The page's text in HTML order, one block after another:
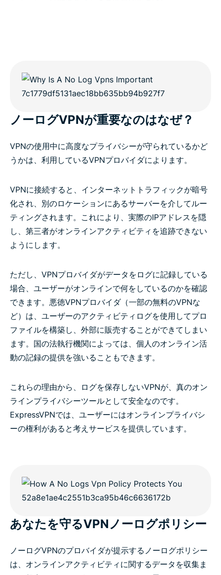
ノーログVPNが重要なのはなぜ？
VPNの使用中に高度なプライバシーが守られているかど
うかは、利用しているVPNプロバイダによります。
VPNに接続すると、インターネットトラフィックが暗号
化され、別のロケーションにあるサーバーを介してルー
ティングされます。これにより、実際のIPアドレスを隠
し、第三者がオンラインアクティビティを追跡できない
ようにします。
ただし、VPNプロバイダがデータをログに記録している
場合、ユーザーがオンラインで何をしているのかを確認
できます。悪徳VPNプロバイダ（一部の無料のVPNな
ど）は、ユーザーのアクティビティログを使用してプロ
ファイルを構築し、外部に販売することができてしまい
ます。国の法執行機関によっては、個人のオンライン活
動の記録の提供を強いることもできます。
これらの理由から、ログを保存しないVPNが、真のオン
ラインプライバシーツールとして安全なのです。
ExpressVPNでは、ユーザーにはオンラインプライバシ
ーの権利があると考えサービスを提供しています。
あなたを守るVPNノーログポリシー
ノーログVPNのプロバイダが提示するノーログポリシー
は、オンラインアクティビティに関するデータを収集ま